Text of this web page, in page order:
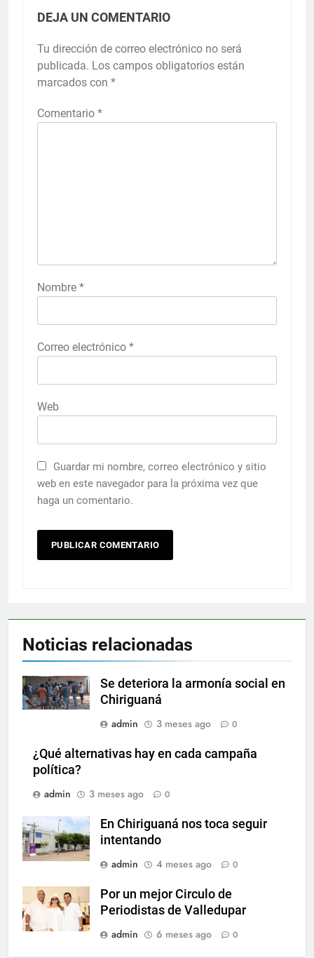
DEJA UN COMENTARIO
Tu dirección de correo electrónico no será
publicada. Los campos obligatorios están
marcados con *
Comentario *
Nombre *
Correo electrónico *
Web
Guardar mi nombre, correo electrónico y sitio
web en este navegador para la próxima vez que
haga un comentario.
Noticias relacionadas
Se deteriora la armonía social en
Chiriguaná
admin
3 meses ago 0
¿Qué alternativas hay en cada campaña
política?
admin
3 meses ago 0
En Chiriguaná nos toca seguir
intentando
admin
4 meses ago 0
Por un mejor Circulo de
Periodistas de Valledupar
admin
6 meses ago 0